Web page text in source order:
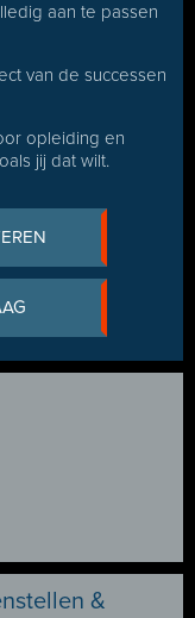
aan te passen
van de successen
opleiding en
jij dat wilt.
&